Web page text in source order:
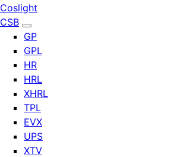
Coslight
CSB
GP
GPL
HR
HRL
XHRL
TPL
EVX
UPS
XTV